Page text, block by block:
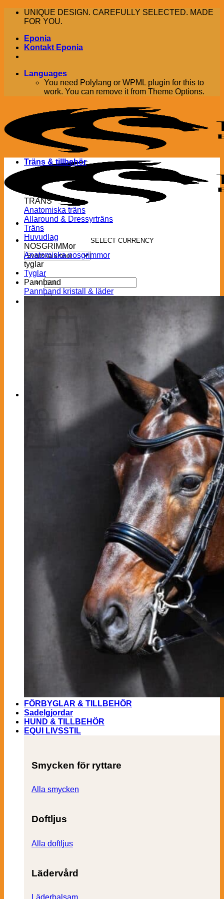
Skip
UNIQUE DESIGN. CAREFULLY SELECTED. MADE
FOR YOU.
Eponia
Kontakt Eponia
Languages
You need Polylang or WPML plugin for this to
work. You can remove it from Theme Options.
SELECT CURRENCY
Sök
efter:
Inga produkter i varukorgen.
Gå tillbaka till butiken
Inga produkter i varukorgen.
Träns & tillbehör
TRÄNS
Anatomiska träns
Allaround & Dressyrträns
Träns
Huvudlag
NOSGRIMMor
Anatomiska nosgrimmor
tyglar
Tyglar
Pannband
Pannband kristall & läder
FÖRBYGLAR & TILLBEHÖR
Sadelgjordar
HUND & TILLBEHÖR
EQUI LIVSSTIL
Smycken för ryttare
Alla smycken
Doftljus
Alla doftljus
Lädervård